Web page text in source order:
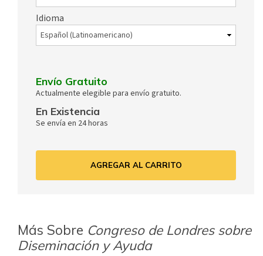
Idioma
Envío Gratuito
Actualmente elegible para envío gratuito.
En Existencia
Se envía en 24 horas
AGREGAR AL CARRITO
Más Sobre Congreso de Londres sobre
Diseminación y Ayuda